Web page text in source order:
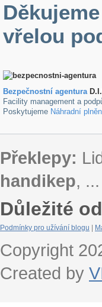
vřelou
Bezpečnostní agentura
Facility management a
Poskytujeme Náhradní
Překlepy:
handikep, ...
Důležité
Podmínky pro užívání blogu
Copyright
Created by